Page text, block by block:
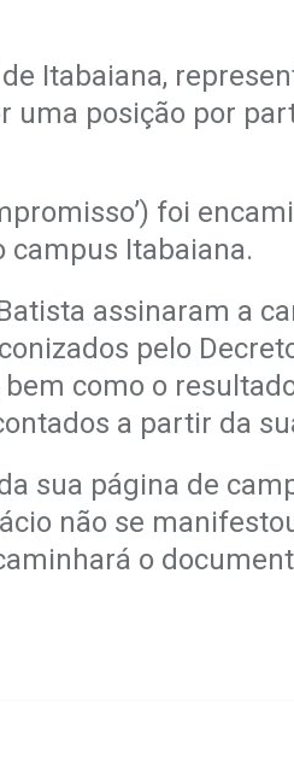
Itabaiana,
uma posição por
foi
campus Itabaiana.
assinaram a
pelo
como o
a partir da
sua página de
não se
o